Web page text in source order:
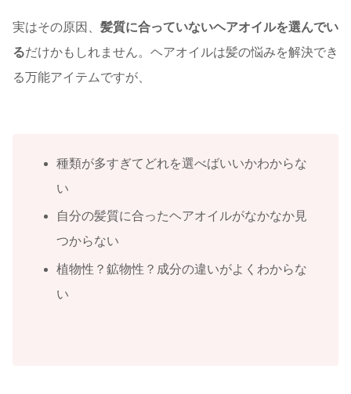
実はその原因、 髪質に合っていないヘアオイルを選んでい
るだけかもしれません。ヘアオイルは髪の悩みを解決でき
る万能アイテムですが、
種類が多すぎてどれを選べばいいかわからな
い
自分の髪質に合ったヘアオイルがなかなか見
つからない
植物性？鉱物性？成分の違いがよくわからな
い